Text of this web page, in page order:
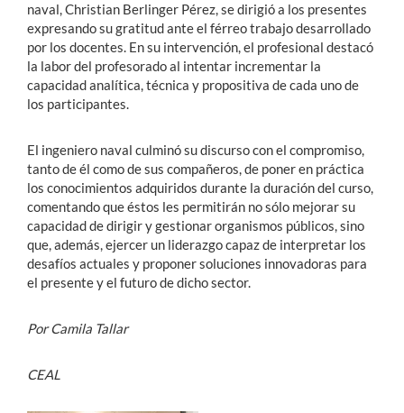
naval, Christian Berlinger Pérez, se dirigió a los presentes
expresando su gratitud ante el férreo trabajo desarrollado
por los docentes. En su intervención, el profesional destacó
la labor del profesorado al intentar incrementar la
capacidad analítica, técnica y propositiva de cada uno de
los participantes.
El ingeniero naval culminó su discurso con el compromiso,
tanto de él como de sus compañeros, de poner en práctica
los conocimientos adquiridos durante la duración del curso,
comentando que éstos les permitirán no sólo mejorar su
capacidad de dirigir y gestionar organismos públicos, sino
que, además, ejercer un liderazgo capaz de interpretar los
desafíos actuales y proponer soluciones innovadoras para
el presente y el futuro de dicho sector.
Por Camila Tallar
CEAL